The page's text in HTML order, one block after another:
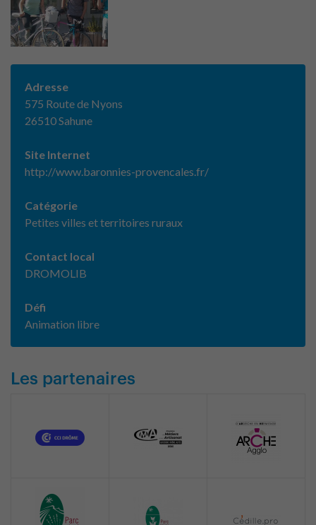
Adresse
575 Route de Nyons
26510 Sahune
Site Internet
http://www.baronnies-provencales.fr/
Catégorie
Petites villes et territoires ruraux
Contact local
DROMOLIB
Défi
Animation libre
Les partenaires